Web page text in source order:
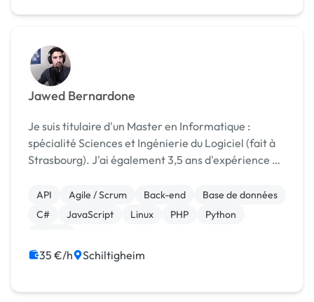
Jawed Bernardone
Je suis titulaire d'un Master en Informatique :
spécialité Sciences et Ingénierie du Logiciel (fait à
Strasbourg). J'ai également 3,5 ans d'expérience en
plus grande qualité est ma capacité d'adapta...
API Agile / Scrum Back-end
Base de données
C#
JavaScript Linux PHP
Python
35 €/h Schiltigheim